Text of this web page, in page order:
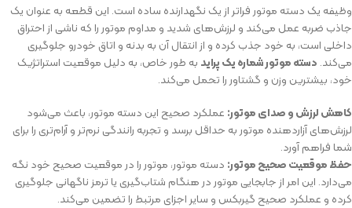
وظیفه یک دسته موتور فراتر از یک نگهدارنده ساده است. این قطعه به عنوان یک
جاذب ضربه عمل می‌کند و لرزش‌های شدید و مداوم موتور را که ناشی از احتراق
داخلی است، به خود جذب کرده و از انتقال آن به بدنه و اتاق خودرو جلوگیری
می‌کند. دسته موتور شماره یک پراید به طور خاص، به دلیل موقعیت استراتژیک
خود، بیشترین وزن و گشتاور را تحمل می‌کند.
کاهش لرزش و صدای موتور: عملکرد صحیح این دسته موتور، باعث می‌شود
لرزش‌های آزاردهنده موتور به حداقل برسد و تجربه رانندگی نرم‌تر و آرام‌تری را برای
شما فراهم آورد.
حفظ موقعیت صحیح موتور: دسته موتور، موتور را در موقعیت صحیح خود نگه
می‌دارد. این امر از جابجایی موتور در هنگام شتاب‌گیری یا ترمز ناگهانی جلوگیری
کرده و عملکرد صحیح گیربکس و سایر اجزای مرتبط را تضمین می‌کند.